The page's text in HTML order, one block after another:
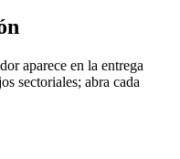
aparece en la entrega
sectoriales; abra cada